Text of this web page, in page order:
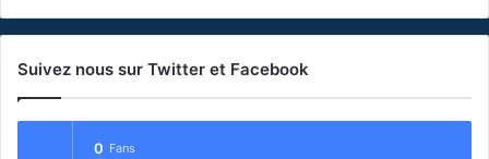
Suivez nous sur Twitter et Facebook
0 Fans